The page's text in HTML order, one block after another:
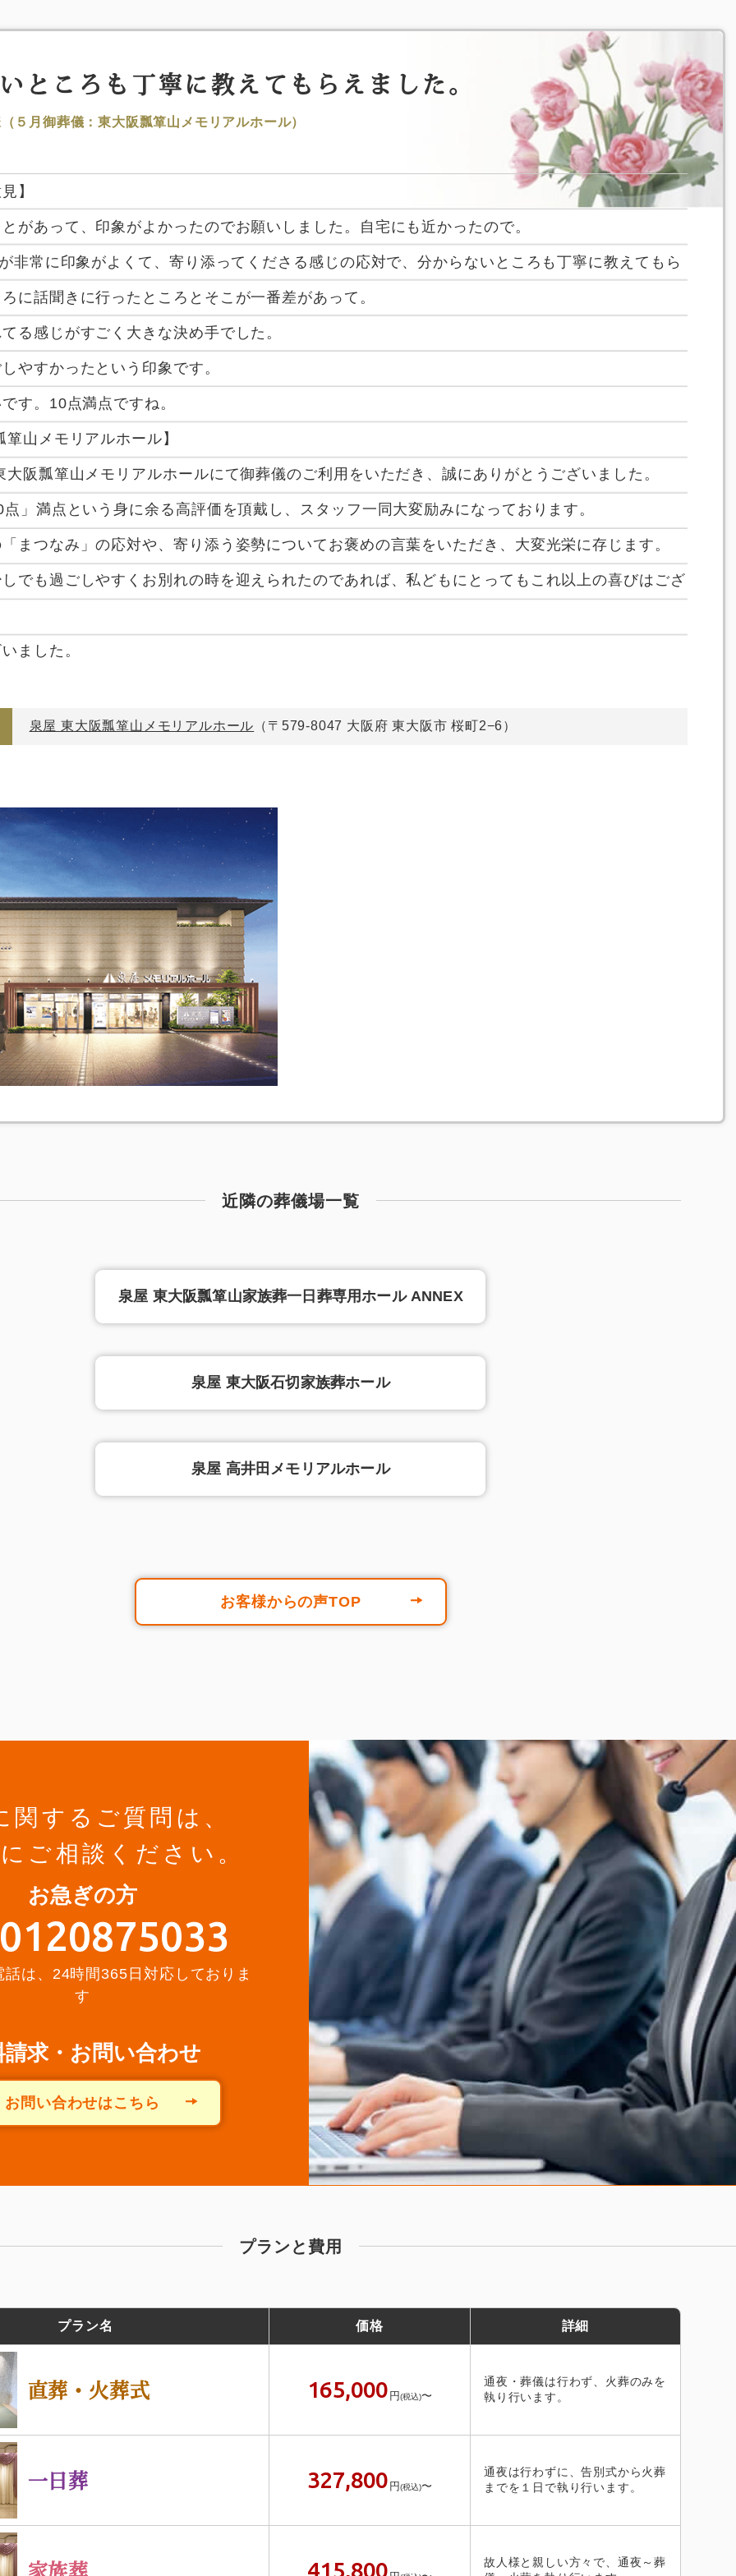
ところも丁寧に教えてもらえました。
５月御葬儀：東大阪瓢箪山メモリアルホール）
】
があって、印象がよかったのでお願いしました。自宅にも近かったので。
非常に印象がよくて、寄り添ってくださる感じの応対で、分からないところも丁寧に教えてもら
に話聞きに行ったところとそこが一番差があって。
る感じがすごく大きな決め手でした。
やすかったという印象です。
す。10点満点ですね。
山メモリアルホール】
大阪瓢箪山メモリアルホールにて御葬儀のご利用をいただき、誠にありがとうございました。
」満点という身に余る高評価を頂戴し、スタッフ一同大変励みになっております。
まつなみ」の応対や、寄り添う姿勢についてお褒めの言葉をいただき、大変光栄に存じます。
でも過ごしやすくお別れの時を迎えられたのであれば、私どもにとってもこれ以上の喜びはござ
ました。
泉屋 東大阪瓢箪山メモリアルホール （〒579-8047 大阪府 東大阪市 桜町2−6）
近隣の葬儀場一覧
泉屋 東大阪瓢箪山家族葬一日葬専用ホール ANNEX
泉屋 東大阪石切家族葬ホール
泉屋 高井田メモリアルホール
お客様からの声TOP
関するご質問は、
ご相談ください。
お急ぎの方
0120875033
は、24時間365日対応しておりま
す
請求・お問い合わせ
お問い合わせはこちら
プランと費用
プラン名 価格 詳細
直葬・火葬式 165,000 円(税込)〜
通夜・葬儀は行わず、火葬のみを
執り行います。
一日葬 327,800 円(税込)〜
通夜は行わずに、告別式から火葬
までを１日で執り行います。
家族葬 415,800
故人様と親しい方々で、通夜～葬